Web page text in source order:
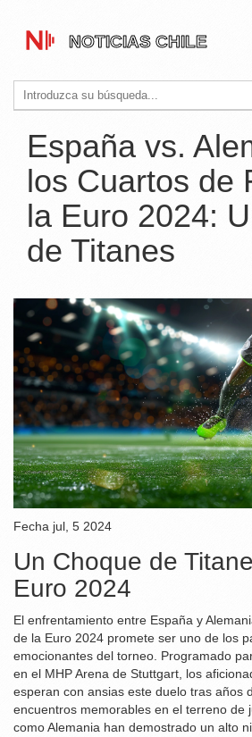
España vs.
los Cuartos de
la Euro 2024:
de Titanes
Fecha jul, 5 2024
Un Choque de
Euro 2024
El enfrentamiento entre España y
de la Euro 2024 promete ser uno de los
emocionantes del torneo. Programado
en el MHP Arena de Stuttgart, los
esperan con ansias este duelo tras años
encuentros memorables en el terreno de
como Alemania han demostrado un alto